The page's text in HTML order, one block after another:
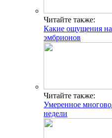
Читайте также:
Какие ощущения на
эмбрионов
Читайте также:
Умеренное
недели